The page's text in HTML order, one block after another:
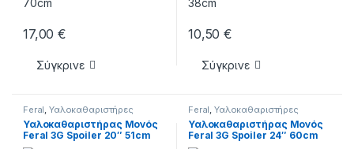
17,00€
Σύγκρινε
10,50€
Σύγκρινε
Feral,Υαλοκαθαριστήρες
Υαλοκαθαριστήρας Μονός
Feral 3G Spoiler 20″ 51cm
Feral,Υαλοκαθαριστήρες
Υαλοκαθαριστήρας Μονός
Feral 3G Spoiler 24″ 60cm